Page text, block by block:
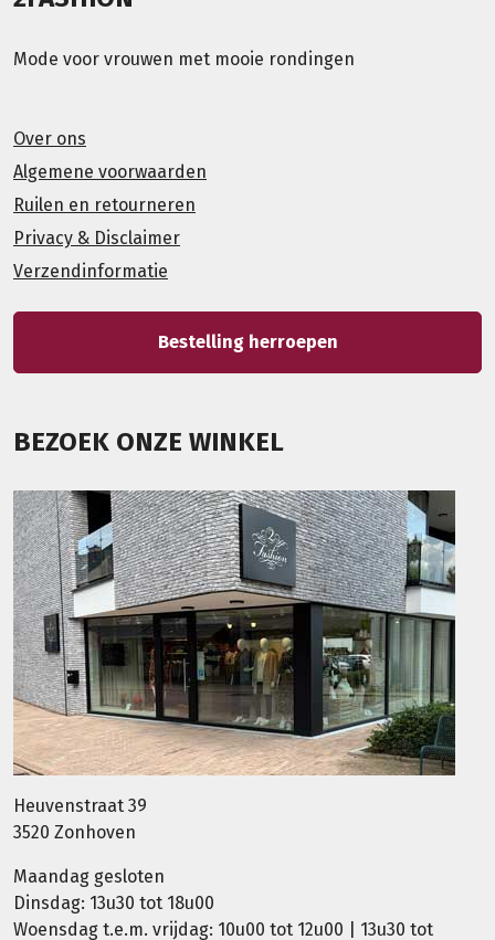
Mode voor vrouwen met mooie rondingen
Over ons
Algemene voorwaarden
Ruilen en retourneren
Privacy & Disclaimer
Verzendinformatie
Bestelling herroepen
BEZOEK ONZE WINKEL
Heuvenstraat 39
3520 Zonhoven
Maandag gesloten
Dinsdag: 13u30 tot 18u00
Woensdag t.e.m. vrijdag: 10u00 tot 12u00 | 13u30 tot